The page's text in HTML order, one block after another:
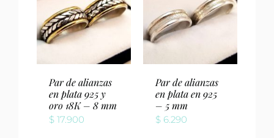
Par de alianzas
en plata 925 y
oro 18K – 8 mm
$ 17.900
Par de alianzas
en plata en 925
– 5 mm
$ 6.290